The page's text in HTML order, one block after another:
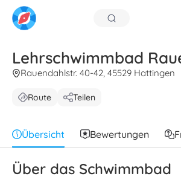
Lehrschwimmbad
Rauendahlstr. 40-42, 45529 Hattingen
Route Teilen
Übersicht Bewertungen
Über das Schwimmbad